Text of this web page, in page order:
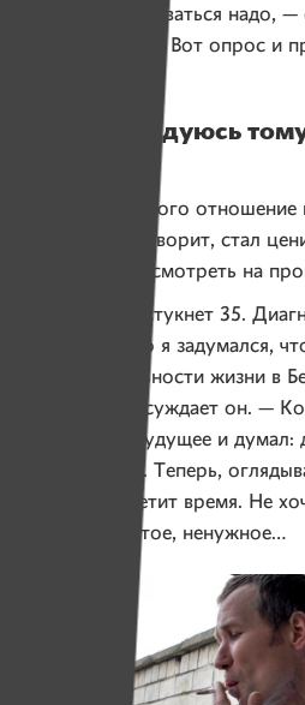
«Нам же отчитываться надо, —
соцработник. — Вот опрос и
«Живу и радуюсь
После пережитого
изменилось. Говорит, стал
другим углом смотреть на
— Скоро мне стукнет 35.
назад. Недавно я задумался,
продолжительности жизни в
позади, — рассуждает он. —
я смотрел в будущее и
ох как далеко. Теперь,
как быстро летит время. Не
на что-то пустое, ненужное…